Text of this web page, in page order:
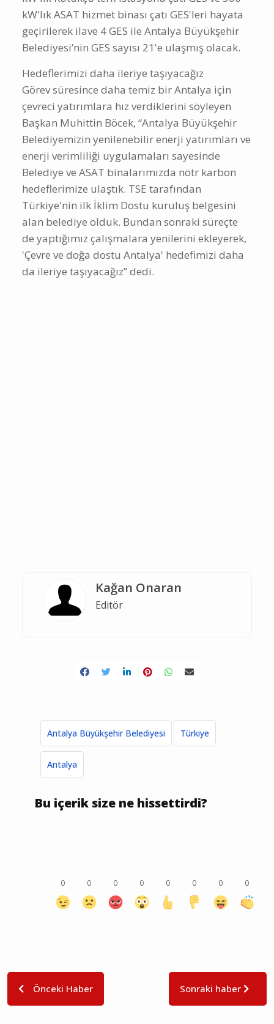
kW'lık ASAT hizmet binası çatı GES'leri hayata
geçirilerek ilave 4 GES ile Antalya Büyükşehir
Belediyesi’nin GES sayısı 21'e ulaşmış olacak.
Hedeflerimizi daha ileriye taşıyacağız
Görev süresince daha temiz bir Antalya için
çevreci yatırımlara hız verdiklerini söyleyen
Başkan Muhittin Böcek, “Antalya Büyükşehir
Belediyemizin yenilenebilir enerji yatırımları ve
enerji verimliliği uygulamaları sayesinde
Belediye ve ASAT binalarımızda nötr karbon
hedeflerimize ulaştık. TSE tarafından
Türkiye'nin ilk İklim Dostu kuruluş belgesini
alan belediye olduk. Bundan sonraki süreçte
de yaptığımız çalışmalara yenilerini ekleyerek,
'Çevre ve doğa dostu Antalya' hedefimizi daha
da ileriye taşıyacağız” dedi.
Kağan Onaran
Editör
Antalya Büyükşehir Belediyesi Türkiye
Antalya
Bu içerik size ne hissettirdi?
0 0 0 0 0 0 0 0
Önceki Haber Sonraki haber